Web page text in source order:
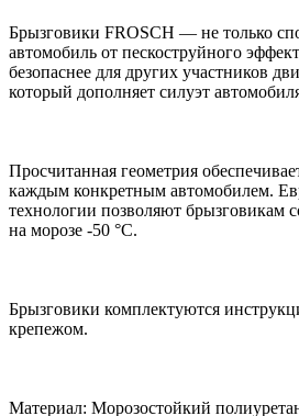
Брызговики FROSCH — не только
автомобиль от пескоструйного
безопаснее для других участников
который дополняет силуэт
Просчитанная геометрия
каждым конкретным автомобилем.
технологии позволяют брызговикам
на морозе -50 °С.
Брызговики комплектуются
крепежом.
Материал: Морозостойкий